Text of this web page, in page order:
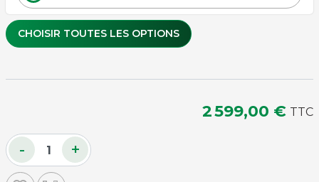
CHOISIR TOUTES LES OPTIONS
Types de poignées
Couleur pieds
2 599,00 € TTC
- +